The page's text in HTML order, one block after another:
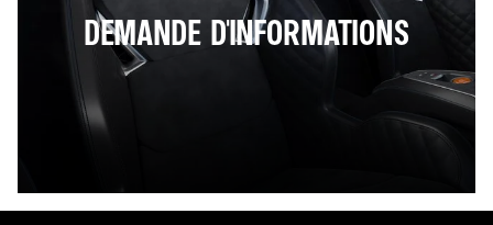
DEMANDE D'INFORMATIONS